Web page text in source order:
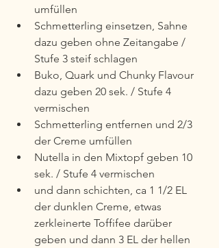
umfüllen
Schmetterling einsetzen, Sahne
dazu geben ohne Zeitangabe /
Stufe 3 steif schlagen
Buko, Quark und Chunky Flavour
dazu geben 20 sek. / Stufe 4
vermischen
Schmetterling entfernen und 2/3
der Creme umfüllen
Nutella in den Mixtopf geben 10
sek. / Stufe 4 vermischen
und dann schichten, ca 1 1/2 EL
der dunklen Creme, etwas
zerkleinerte Toffifee darüber
geben und dann 3 EL der hellen